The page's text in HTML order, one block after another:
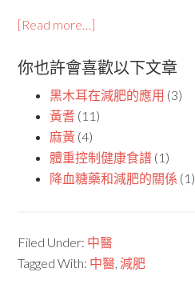
[Read more…]
你也許會喜歡以下文章
黑木耳在減肥的應用 (3)
黃耆 (11)
麻黃 (4)
體重控制健康食譜 (1)
降血糖藥和減肥的關係 (1)
Filed Under: 中醫
Tagged With: 中醫,減肥